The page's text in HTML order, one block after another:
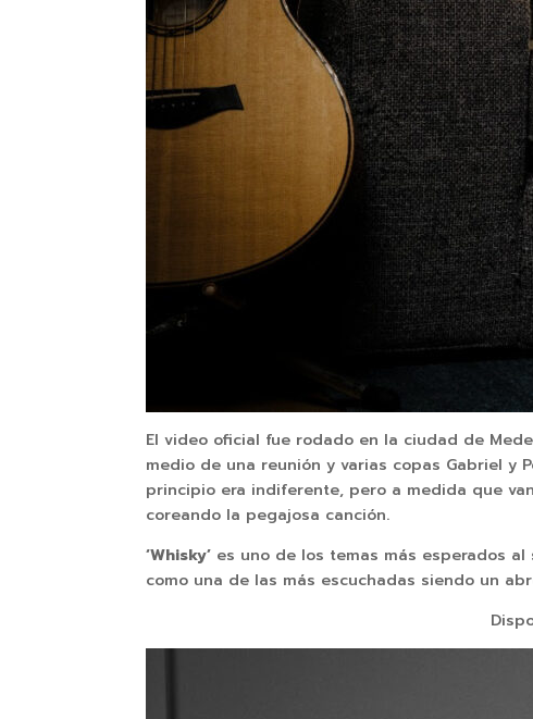
El video oficial fue rodado en la ciudad de
medio de una reunión y varias copas Gabriel y
principio era indiferente, pero a medida que
coreando la pegajosa canción.
‘Whisky’ es uno de los temas más esperados
como una de las más escuchadas siendo un